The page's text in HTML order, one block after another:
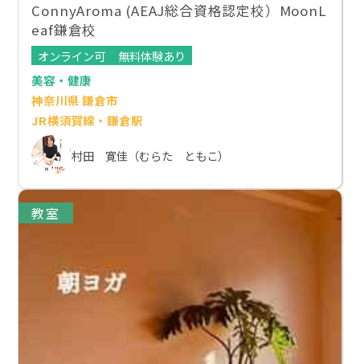
ConnyAroma (AEAJ総合資格認定校）MoonL
eaf鎌倉校
オンライン可
無料体験あり
美容・健康
神奈川県 鎌倉市
JR横須賀線・鎌倉駅
村田 寛佳（むらた ともこ）
教室